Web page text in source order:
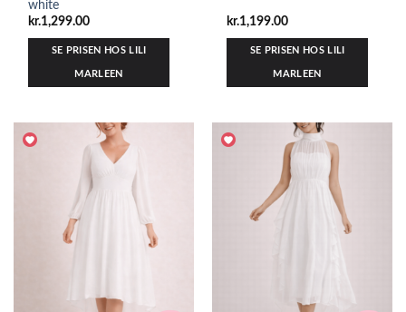
white
kr.1,299.00
SE PRISEN HOS LILI
MARLEEN
kr.1,199.00
SE PRISEN HOS LILI
MARLEEN